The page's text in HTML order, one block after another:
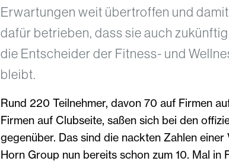
Erwartungen weit übertroffen und
dafür betrieben, dass sie auch
die Entscheider der Fitness- und
bleibt.
Rund 220 Teilnehmer, davon 70 auf Firmen
Firmen auf Clubseite, saßen sich bei den
gegenüber. Das sind die nackten Zahlen einer
Horn Group nun bereits schon zum 10. Mal in